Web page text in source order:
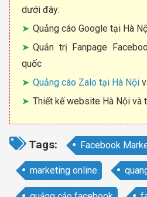
dưới đây:
Quảng cáo Google tại Hà
Quản trị Fanpage
quốc
Quảng cáo Zalo tại Hà Nội
Thiết kế website Hà Nội và
Tags: Facebook
marketing online